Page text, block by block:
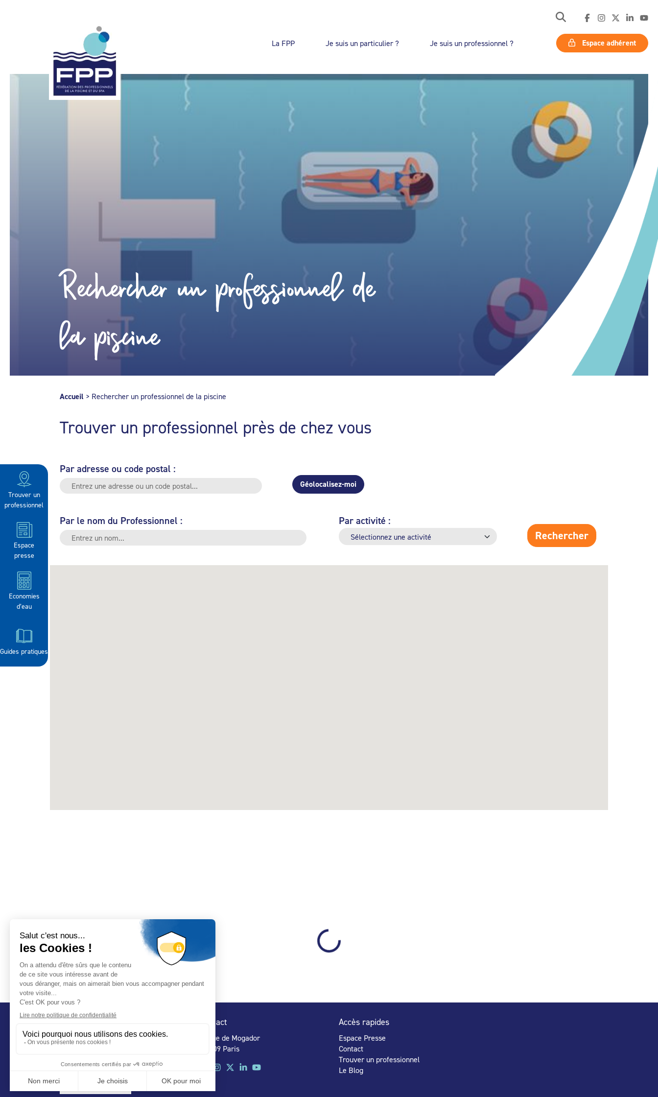
La FPP Je suis un particulier ? Je suis un professionnel ? Espace adhérent
Trouver un
professionnel
Espace
presse
Economies
d’eau
Guides pratiques
Rechercher un professionnel de
la piscine
Accueil > Rechercher un professionnel de la piscine
Trouver un professionnel près de chez vous
Par adresse ou code postal :
Géolocalisez-moi
Par le nom du Professionnel : Par activité :
Contact
32 rue de Mogador
75 009 Paris
Accès rapides
Espace Presse
Contact
Trouver un professionnel
Le Blog